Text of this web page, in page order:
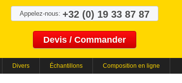
Appelez-nous: +32 (0) 19 33 87 87
Devis / Commander
Divers Échantillons Composition en ligne